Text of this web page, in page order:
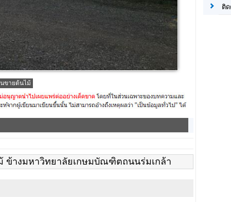
นขายต้นไม้
ข้างมหาวิทยาลัยเกษมบัณฑิตถนนร่มเกล้า
ติด